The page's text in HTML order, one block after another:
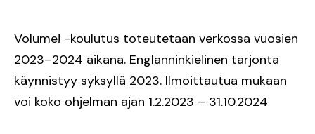
Volume! -koulutus toteutetaan verkossa vuosien
2023–2024 aikana. Englanninkielinen tarjonta
käynnistyy syksyllä 2023. Ilmoittautua mukaan
voi koko ohjelman ajan 1.2.2023 – 31.10.2024